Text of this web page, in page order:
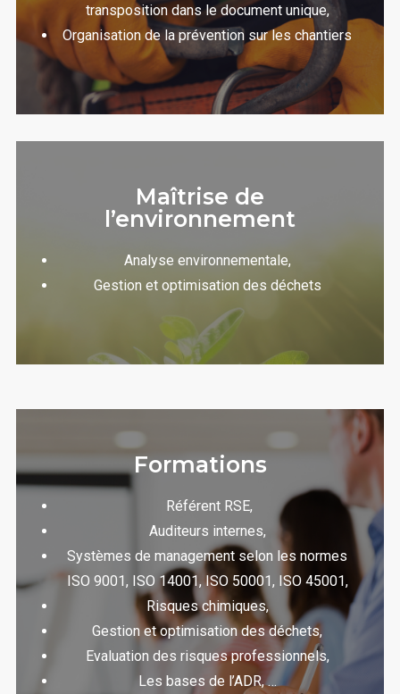
transposition dans le document unique,
Organisation de la prévention sur les chantiers
Maîtrise de
l’environnement
Analyse environnementale,
Gestion et optimisation des déchets
Formations
Référent RSE,
Auditeurs internes,
Systèmes de management selon les normes
ISO 9001, ISO 14001, ISO 50001, ISO 45001,
Risques chimiques,
Gestion et optimisation des déchets,
Evaluation des risques professionnels,
Les bases de l’ADR, …